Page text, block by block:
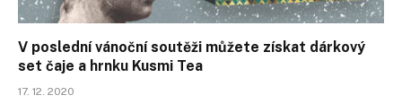
V poslední vánoční soutěži můžete získat dárkový
set čaje a hrnku Kusmi Tea
17. 12. 2020